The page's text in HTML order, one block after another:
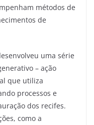
métodos de
de
uma série
– ação
que utiliza
processos e
dos recifes.
como a